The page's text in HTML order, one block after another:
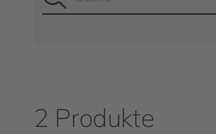
2 Produkte